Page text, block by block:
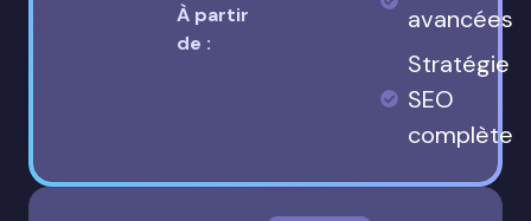
À partir
de :
avancées
Stratégie
SEO
complète